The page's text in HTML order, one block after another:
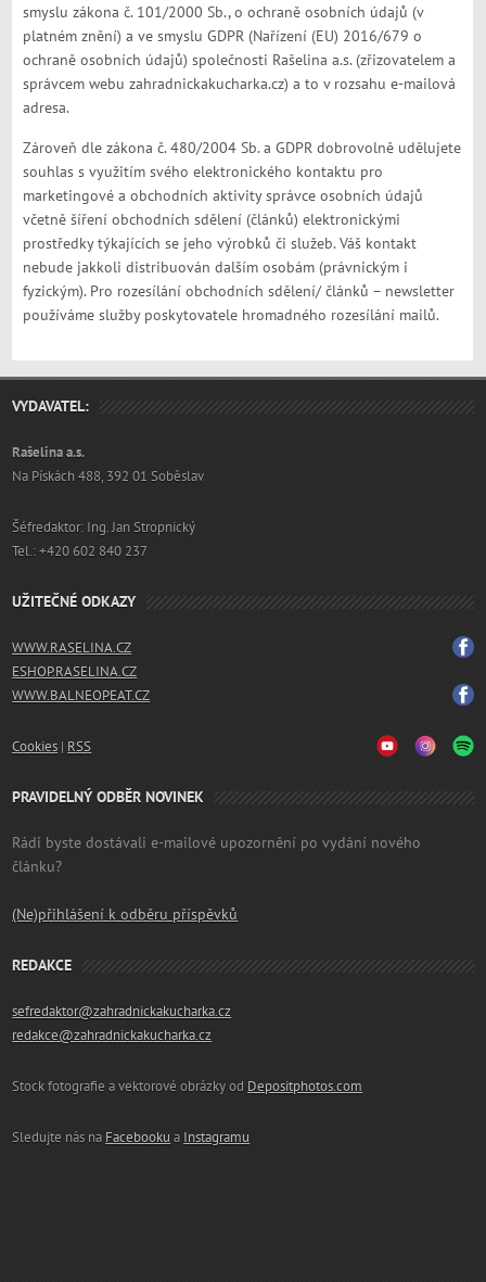
smyslu zákona č. 101/2000 Sb., o ochraně osobních údajů (v
platném znění) a ve smyslu GDPR (Nařízení (EU) 2016/679 o
ochraně osobních údajů) společnosti Rašelina a.s. (zřizovatelem a
správcem webu zahradnickakucharka.cz) a to v rozsahu e-mailová
adresa.
Zároveň dle zákona č. 480/2004 Sb. a GDPR dobrovolně udělujete
souhlas s využitím svého elektronického kontaktu pro
marketingové a obchodních aktivity správce osobních údajů
včetně šíření obchodních sdělení (článků) elektronickými
prostředky týkajících se jeho výrobků či služeb. Váš kontakt
nebude jakkoli distribuován dalším osobám (právnickým i
fyzickým). Pro rozesílání obchodních sdělení/ článků – newsletter
používáme služby poskytovatele hromadného rozesílání mailů.
VYDAVATEL:
Rašelina a.s.
Na Pískách 488, 392 01 Soběslav
Šéfredaktor: Ing. Jan Stropnický
Tel.: +420 602 840 237
UŽITEČNÉ ODKAZY
WWW.RASELINA.CZ
ESHOP.RASELINA.CZ
WWW.BALNEOPEAT.CZ
Cookies | RSS
PRAVIDELNÝ ODBĚR NOVINEK
Rádi byste dostávali e-mailové upozornění po vydání nového
článku?
(Ne)přihlášení k odběru příspěvků
REDAKCE
sefredaktor@zahradnickakucharka.cz
redakce@zahradnickakucharka.cz
Stock fotografie a vektorové obrázky od Depositphotos.com
Sledujte nás na Facebooku a Instagramu